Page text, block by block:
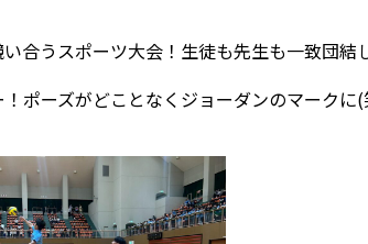
合うスポーツ大会！生徒も先生も一致団
！ポーズがどことなくジョーダンのマークに